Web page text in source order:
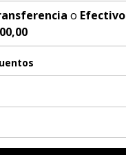
o Efectivo